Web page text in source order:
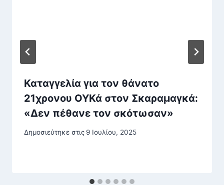
Καταγγελία για τον θάνατο
21χρονου ΟΥΚά στον Σκαραμαγκά:
«Δεν πέθανε τον σκότωσαν»
Δημοσιεύτηκε στις 9 Ιουλίου, 2025